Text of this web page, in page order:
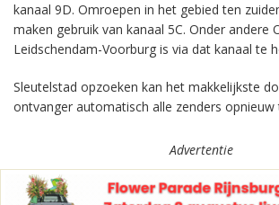
kanaal 9D. Omroepen in het gebied ten
maken gebruik van kanaal 5C. Onder andere
Leidschendam-Voorburg is via dat kanaal te
Sleutelstad opzoeken kan het makkelijkste
ontvanger automatisch alle zenders opnieuw
Advertentie